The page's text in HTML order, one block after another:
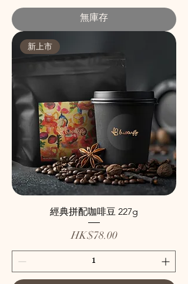
無庫存
新上市
經典拼配咖啡豆 227g
價格
HK$78.00